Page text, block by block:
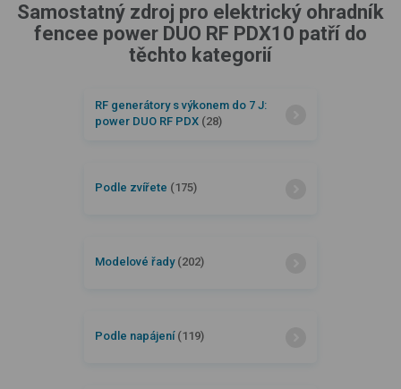
Samostatný zdroj pro elektrický ohradník
fencee power DUO RF PDX10 patří do
těchto kategorií
RF generátory s výkonem do 7 J:
power DUO RF PDX (28)
Podle zvířete (175)
Modelové řady (202)
Podle napájení (119)